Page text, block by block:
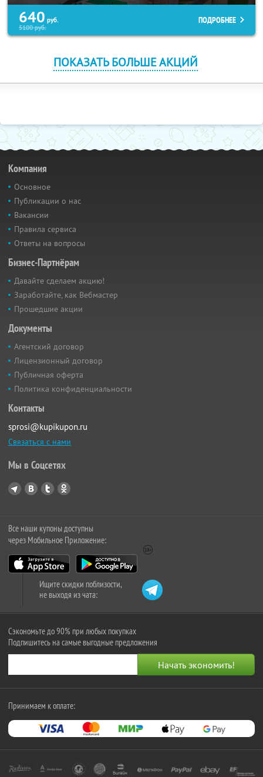
640 руб.
5100руб.
ПОДРОБНЕЕ
ПОКАЗАТЬ БОЛЬШЕ АКЦИЙ
Компания
Основное
Публикации о нас
Вакансии
Правила сервиса
Ответы на вопросы
Бизнес-Партнёрам
Давайте сделаем акцию!
Заработайте, как Вебмастер
Прошедшие акции
Документы
Агентский договор
Лицензионный договор
Публичная оферта
Политика конфиденциальности
Контакты
sprosi@kupikupon.ru
Связаться с нами
Мы в Соцсетях
Все наши купоны доступны
через Мобильное Приложение:
Ищите скидки поблизости,
не выходя из чата:
Сэкономьте до 90% при любых покупках
Подпишитесь на самые выгодные предложения
Принимаем к оплате: